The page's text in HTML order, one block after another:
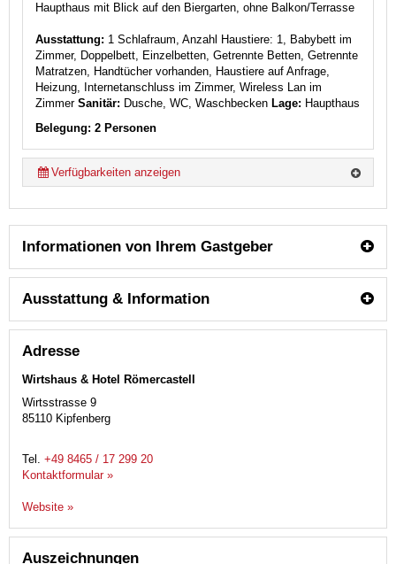
Haupthaus mit Blick auf den Biergarten, ohne Balkon/Terrasse
Ausstattung: 1 Schlafraum, Anzahl Haustiere: 1, Babybett im
Zimmer, Doppelbett, Einzelbetten, Getrennte Betten, Getrennte
Matratzen, Handtücher vorhanden, Haustiere auf Anfrage,
Heizung, Internetanschluss im Zimmer, Wireless Lan im
ZimmerSanitär: Dusche, WC, Waschbecken Lage: Haupthaus
Belegung: 2 Personen
Verfügbarkeiten anzeigen
Informationen von Ihrem Gastgeber
Ausstattung & Information
Adresse
Wirtshaus & Hotel Römercastell
Wirtsstrasse 9
85110 Kipfenberg
Tel. +49 8465 / 17 299 20
Kontaktformular »
Website »
Auszeichnungen